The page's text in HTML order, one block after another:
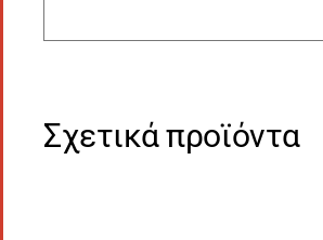
Σχετικά προϊόντα